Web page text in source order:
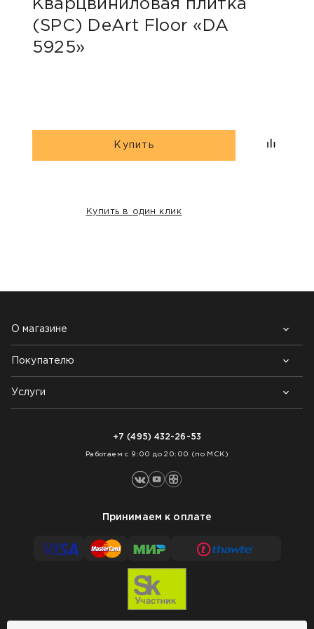
Кварцвиниловая плитка
(SPC) DeArt Floor «DA
5925»
Купить
Купить в один клик
О магазине
Почему выбирают нас
Контакты
Блог
Покупателю
Возврат товара
Как заказать
Услуги
+7 (495) 432-26-53
Работаем с 9:00 до 20:00 (по МСК)
Принимаем к оплате